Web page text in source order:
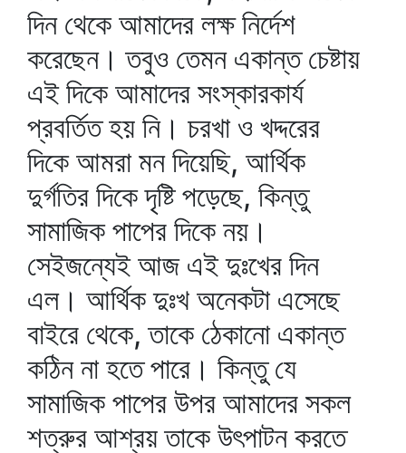
দিন থেকে আমাদের লক্ষ নির্দেশ
করেছেন। তবুও তেমন একান্ত চেষ্টায়
এই দিকে আমাদের সংস্কারকার্য
প্রবর্তিত হয় নি। চরখা ও খদ্দরের
দিকে আমরা মন দিয়েছি, আর্থিক
দুর্গতির দিকে দৃষ্টি পড়েছে, কিন্তু
সামাজিক পাপের দিকে নয়।
সেইজন্যেই আজ এই দুঃখের দিন
এল। আর্থিক দুঃখ অনেকটা এসেছে
বাইরে থেকে, তাকে ঠেকানো একান্ত
কঠিন না হতে পারে। কিন্তু যে
সামাজিক পাপের উপর আমাদের সকল
শত্রুর আশ্রয় তাকে উৎপাটন করতে